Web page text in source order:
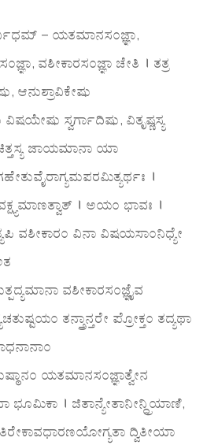
– ಯತಮಾನಸಂಜ್ಞಾ,
ವಶೀಕಾರಸಂಜ್ಞಾ ಚೇತಿ । ತತ್ರ
ಆನುಶ್ರಾವಿಕೇಷು
ಸ್ವರ್ಗಾದಿಷು, ವಿತೃಷ್ಣಸ್ಯ
ಚಿತ್ತಸ್ಯ ಜಾಯಮಾನಾ ಯಾ
।
। ಅಯಂ ಭಾವಃ ।
ವಶೀಕಾರಂ ವಿನಾ ವಿಷಯಸಾಂನಿಧ್ಯೇ
ವಶೀಕಾರಸಂಜ್ಞೈವ
ತನ್ತ್ರಾನ್ತರೇ ಪ್ರೋಕ್ತಂ ತದ್ಯಥಾ
ಯತಮಾನಸಂಜ್ಞಾತ್ವೇನ
ಭೂಮಿಕಾ । ಜಿತಾನ್ಯೇತಾನೀನ್ದ್ರಿಯಾಣಿ,
ದ್ವಿತೀಯಾ